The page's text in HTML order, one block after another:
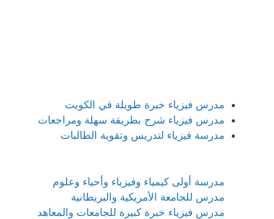
مدرس فيزياء خبرة طويلة في الكويت
مدرس فيزياء شرح بطريقة سهلة ومراجعات
مدرسة فيزياء لتدريس وتقوية الطالبات
مدرسة أولى كيمياء وفيزياء وأحياء وعلوم
مدرس للجامعة الأمريكية والبريطانية
مدرس فيزياء خبرة كبيرة للجامعات والمعاهد